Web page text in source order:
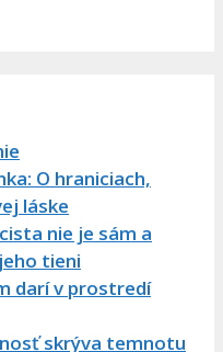
O hraniciach,
láske
nie je sám a
tieni
darí v prostredí
skrýva temnotu